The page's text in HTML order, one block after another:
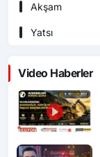
Akşam
Yatsı
Video Haberler